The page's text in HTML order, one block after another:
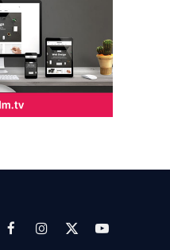
FacebookInstagram
X
YouTube